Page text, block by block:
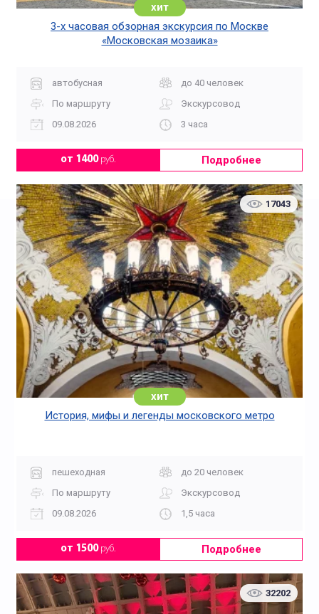
хит
3-х часовая обзорная экскурсия по Москве
«Московская мозаика»
автобусная
до 40 человек
По маршруту
Экскурсовод
09.08.2026
3 часа
от 1400руб. Подробнее
17043
хит
История, мифы и легенды московского метро
пешеходная
до 20 человек
По маршруту
Экскурсовод
09.08.2026
1,5 часа
от 1500руб. Подробнее
32202